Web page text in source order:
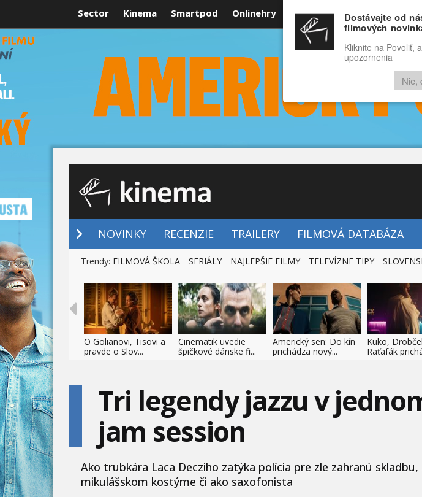
Sector Kinema Smartpod Onlinehry Rozprávky Funny Docu
RECENZIE VIDEÁ FILMY
NOVINKY RECENZIE TRAILERY FILMOVÁ DATABÁZA
Trendy: FILMOVÁ ŠKOLA SERIÁLY NAJLEPŠIE FILMY TELEVÍZNE TIPY
O Golianovi, Tisovi a
pravde o Slov...
Cinematik uvedie
špičkové dánske fi...
Americký sen: Do kín
prichádza nový...
Kuko,
Raťafák
Tri legendy jazzu v
jam session
Ako trubkára Laca Decziho zatýka polícia pre zle zahranú
mikulášskom kostýme či ako saxofonista
Dostávajte od
filmových
Kliknite na Povoliť,
upozornenia
Nie,